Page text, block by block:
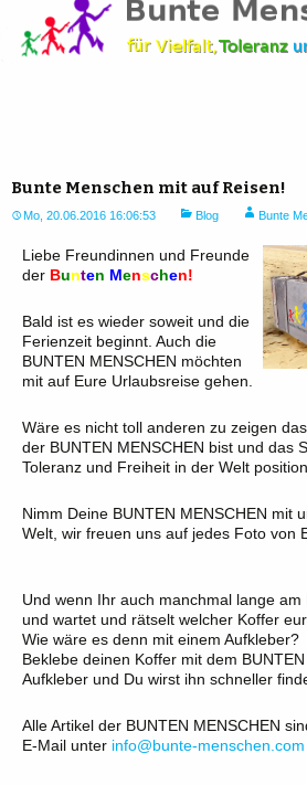
Bunte Menschen mit auf Reisen!
Mo, 20.06.2016 16:06:53 Blog Bunte
Liebe Freundinnen und Freunde
der Bunten Menschen!
Bald ist es wieder soweit und die
Ferienzeit beginnt. Auch die
BUNTEN MENSCHEN möchten
mit auf Eure Urlaubsreise gehen.
Wäre es nicht toll anderen zu zeigen
der BUNTEN MENSCHEN bist und das
Toleranz und Freiheit in der Welt
Nimm Deine BUNTEN MENSCHEN mit
Welt, wir freuen uns auf jedes Foto von
Und wenn Ihr auch manchmal lange
und wartet und rätselt welcher Koffer
Wie wäre es denn mit einem Aufkleber?
Beklebe deinen Koffer mit dem
Aufkleber und Du wirst ihn schneller
Alle Artikel der BUNTEN MENSCHEN
E-Mail unter info@bunte-menschen.com